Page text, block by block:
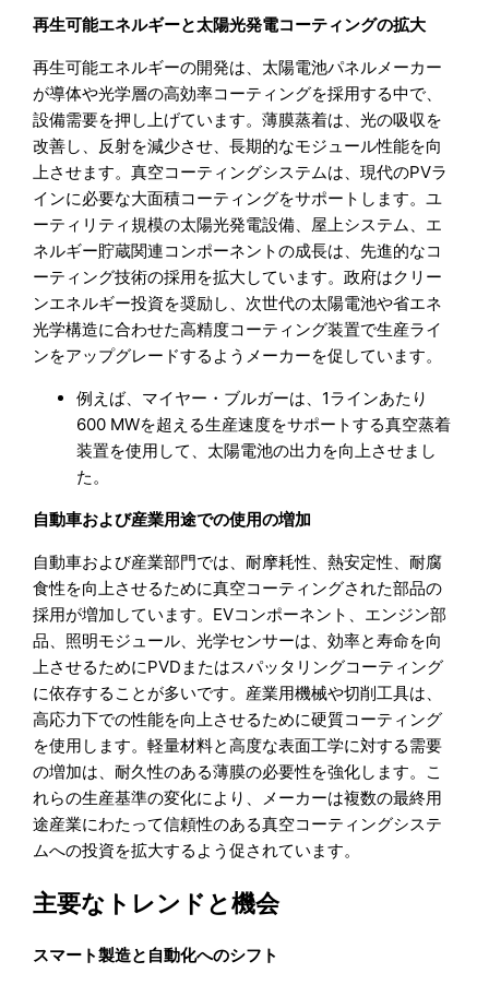
再生可能エネルギーと太陽光発電コーティングの拡大
再生可能エネルギーの開発は、太陽電池パネルメーカー
が導体や光学層の高効率コーティングを採用する中で、
設備需要を押し上げています。薄膜蒸着は、光の吸収を
改善し、反射を減少させ、長期的なモジュール性能を向
上させます。真空コーティングシステムは、現代のPVラ
インに必要な大面積コーティングをサポートします。ユ
ーティリティ規模の太陽光発電設備、屋上システム、エ
ネルギー貯蔵関連コンポーネントの成長は、先進的なコ
ーティング技術の採用を拡大しています。政府はクリー
ンエネルギー投資を奨励し、次世代の太陽電池や省エネ
光学構造に合わせた高精度コーティング装置で生産ライ
ンをアップグレードするようメーカーを促しています。
例えば、マイヤー・ブルガーは、1ラインあたり
600 MWを超える生産速度をサポートする真空蒸着
装置を使用して、太陽電池の出力を向上させまし
た。
自動車および産業用途での使用の増加
自動車および産業部門では、耐摩耗性、熱安定性、耐腐
食性を向上させるために真空コーティングされた部品の
採用が増加しています。EVコンポーネント、エンジン部
品、照明モジュール、光学センサーは、効率と寿命を向
上させるためにPVDまたはスパッタリングコーティング
に依存することが多いです。産業用機械や切削工具は、
高応力下での性能を向上させるために硬質コーティング
を使用します。軽量材料と高度な表面工学に対する需要
の増加は、耐久性のある薄膜の必要性を強化します。こ
れらの生産基準の変化により、メーカーは複数の最終用
途産業にわたって信頼性のある真空コーティングシステ
ムへの投資を拡大するよう促されています。
主要なトレンドと機会
スマート製造と自動化へのシフト